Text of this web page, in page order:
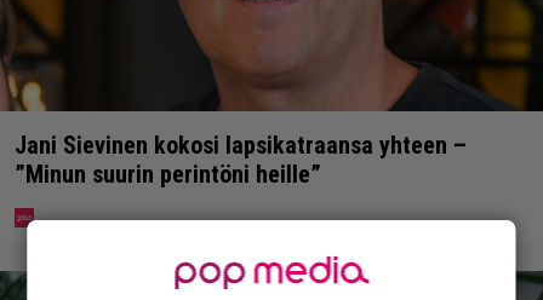
Jani Sievinen kokosi lapsikatraansa yhteen –
”Minun suurin perintöni heille”